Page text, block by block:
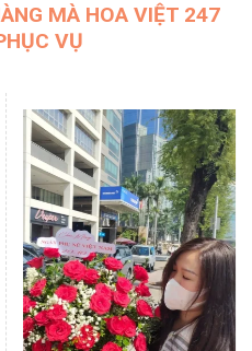
MÀ HOA VIỆT 247
VỤ